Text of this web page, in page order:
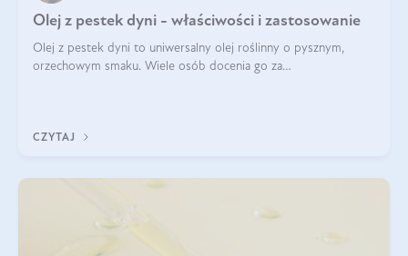
Olej z pestek dyni - właściwości i zastosowanie
Olej z pestek dyni to uniwersalny olej roślinny o pysznym,
orzechowym smaku. Wiele osób docenia go za
CZYTAJ